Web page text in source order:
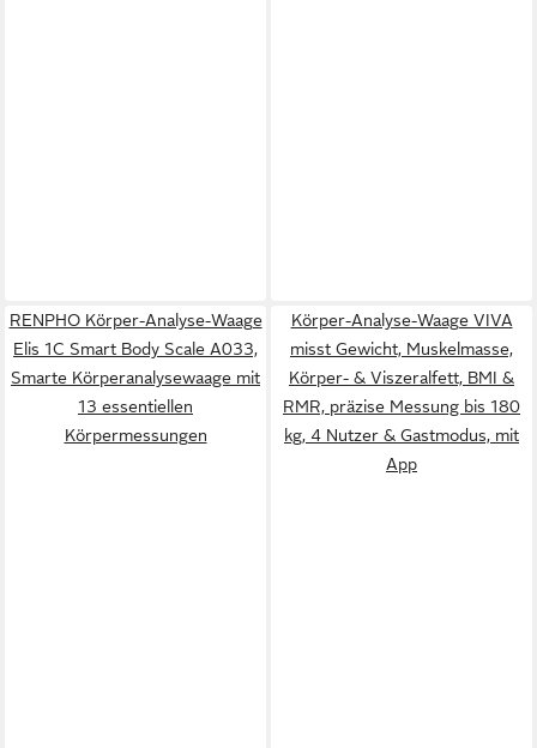
RENPHO Körper-Analyse-Waage
Elis 1C Smart Body Scale A033,
Smarte Körperanalysewaage mit
13 essentiellen
Körpermessungen
Körper-Analyse-Waage VIVA
misst Gewicht, Muskelmasse,
Körper- & Viszeralfett, BMI &
RMR, präzise Messung bis 180
kg, 4 Nutzer & Gastmodus, mit
App